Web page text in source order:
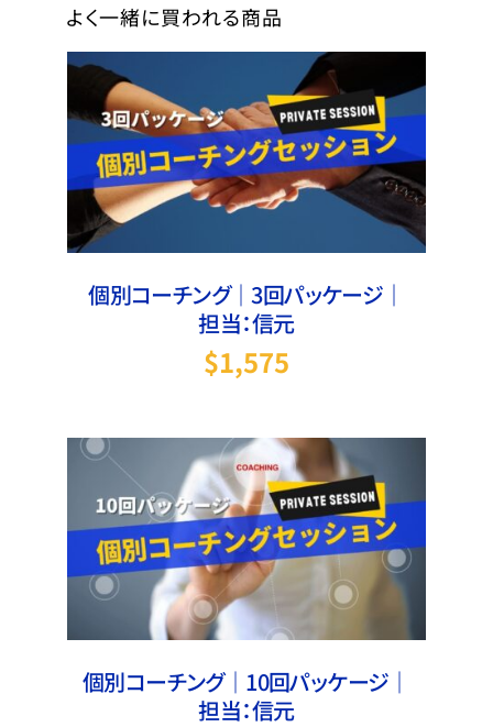
よく一緒に買われる商品
お買い物カゴに追加 / 詳細
個別コーチング｜3回パッケージ｜
担当：信元
$1,575
お買い物カゴに追加 / 詳細
個別コーチング｜10回パッケージ｜
担当：信元